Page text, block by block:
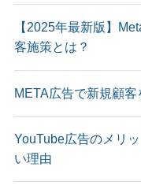
【2025年最新版】
客施策とは？
META広告で新規顧客
YouTube広告のメリ
い理由